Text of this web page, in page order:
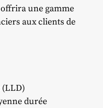
une gamme
aux clients de
durée